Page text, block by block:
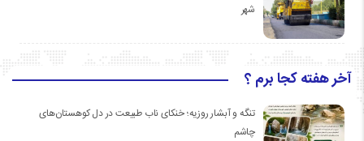
شهر
آخر هفته کجا برم ؟
تنگه و آبشار روزیه؛ خنکای ناب طبیعت در دل کوهستان‌های
چاشم